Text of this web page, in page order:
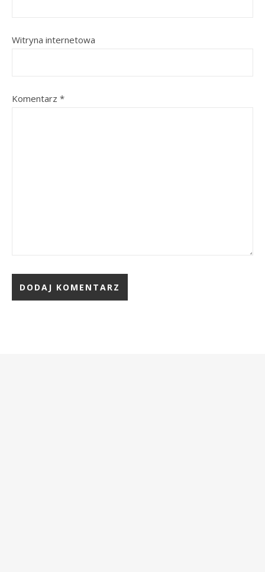
Witryna internetowa
Komentarz *